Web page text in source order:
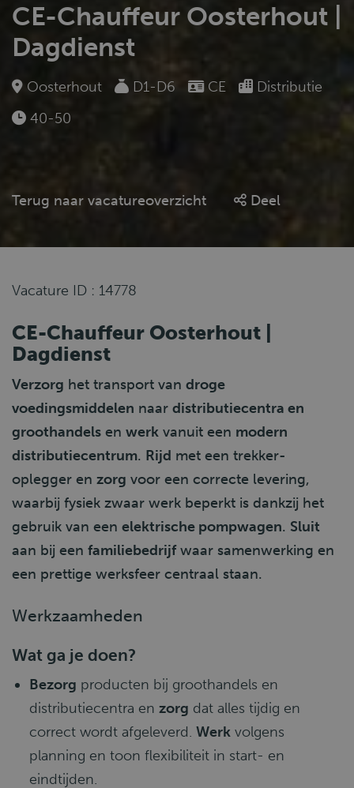
CE-Chauffeur Oosterhout |
Dagdienst
Oosterhout D1-D6 CE
Distributie
40-50
Terug naar vacatureoverzicht Deel
Vacature ID : 14778
CE-Chauffeur Oosterhout |
Dagdienst
Verzorg het transport van droge
voedingsmiddelen naar distributiecentra en
groothandels en werk vanuit een modern
distributiecentrum. Rijd met een trekker-
oplegger en zorg voor een correcte levering,
waarbij fysiek zwaar werk beperkt is dankzij het
gebruik van een elektrische pompwagen. Sluit
aan bij een familiebedrijfwaar samenwerking en
een prettige werksfeer centraal staan.
Werkzaamheden
Wat ga je doen?
Bezorg producten bij groothandels en
distributiecentra en zorg dat alles tijdig en
correct wordt afgeleverd. Werk volgens
planning en toon flexibiliteit in start- en
eindtijden.